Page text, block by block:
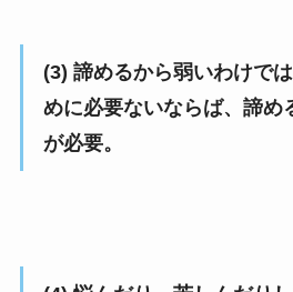
(3) 諦めるから弱いわけで
めに必要ないならば、諦め
が必要。